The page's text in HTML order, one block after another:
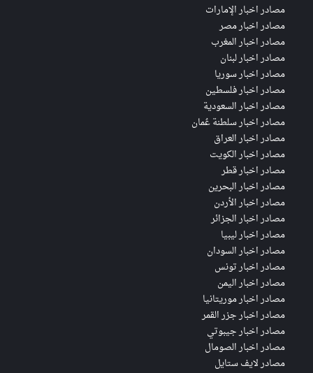
مصادر اخبار الإمارات
مصادر اخبار مصر
مصادر اخبار المغرب
مصادر اخبار لبنان
مصادر اخبار سوريا
مصادر اخبار فلسطين
مصادر اخبار السعودية
مصادر اخبار سلطنة عُمان
مصادر اخبار العراق
مصادر اخبار الكويت
مصادر اخبار قطر
مصادر اخبار البحرين
مصادر اخبار الأردن
مصادر اخبار الجزائر
مصادر اخبار ليبيا
مصادر اخبار السودان
مصادر اخبار تونس
مصادر اخبار اليمن
مصادر اخبار موريتانيا
مصادر اخبار جزر القمر
مصادر اخبار جيبوتي
مصادر اخبار الصومال
مصادر لايف ستايل